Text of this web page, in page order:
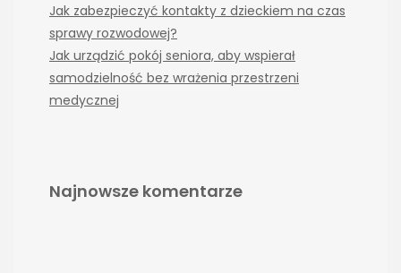
Jak zabezpieczyć kontakty z dzieckiem na czas
sprawy rozwodowej?
Jak urządzić pokój seniora, aby wspierał
samodzielność bez wrażenia przestrzeni
medycznej
Najnowsze komentarze